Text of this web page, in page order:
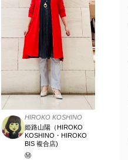
HIROKO KOSHINO
姫路山陽（HIROKO
KOSHINO・HIROKO
BIS 複合店)
Ⓜ️